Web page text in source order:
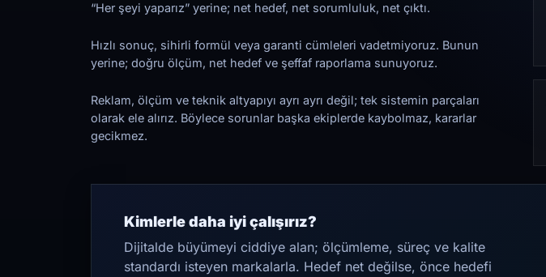
“Her şeyi yaparız” yerine; net hedef, net sorumluluk, net çıktı.
Hızlı sonuç, sihirli formül veya garanti cümleleri vadetmiyoruz. Bunun
yerine; doğru ölçüm, net hedef ve şeffaf raporlama sunuyoruz.
Reklam, ölçüm ve teknik altyapıyı ayrı ayrı değil; tek sistemin parçaları
olarak ele alırız. Böylece sorunlar başka ekiplerde kaybolmaz, kararlar
gecikmez.
Kimlerle daha iyi çalışırız?
Dijitalde büyümeyi ciddiye alan; ölçümleme, süreç ve kalite
standardı isteyen markalarla. Hedef net değilse, önce hedefi